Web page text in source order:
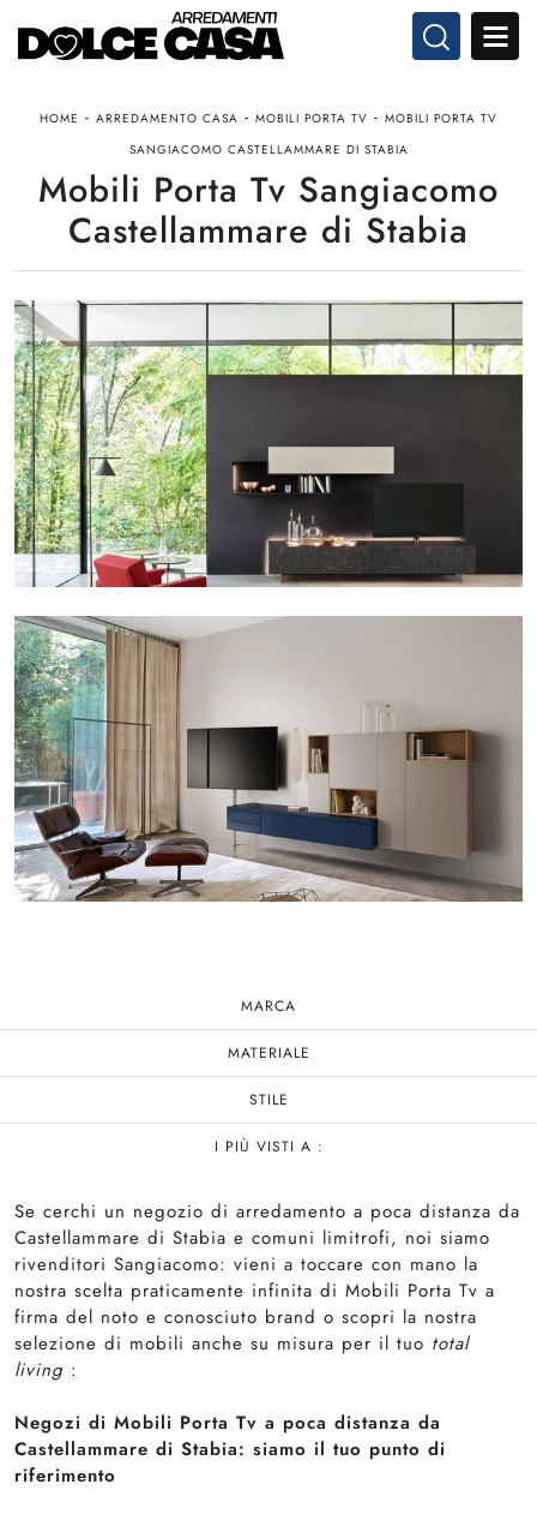
HOME - ARREDAMENTO CASA - MOBILI PORTA TV - MOBILI PORTA TV
SANGIACOMO CASTELLAMMARE DI STABIA
Mobili Porta Tv Sangiacomo
Castellammare di Stabia
MARCA
MATERIALE
STILE
I PIÙ VISTI A :
Se cerchi un negozio di arredamento a poca distanza da
Castellammare di Stabia e comuni limitrofi, noi siamo
rivenditori Sangiacomo: vieni a toccare con mano la
nostra scelta praticamente infinita di Mobili Porta Tv a
firma del noto e conosciuto brand o scopri la nostra
selezione di mobili anche su misura per il tuo total
living :
Negozi di Mobili Porta Tv a poca distanza da
Castellammare di Stabia: siamo il tuo punto di
riferimento